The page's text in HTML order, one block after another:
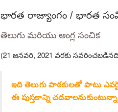
భారత రాజ్యాంగం / భారత
తెలుగు మరియు ఆంగ్ల సంచిక
(21 జనవరి, 2021 వరకు
ఇది తెలుగు పాఠకులతో పాటు
ఈ పుస్తకాన్ని